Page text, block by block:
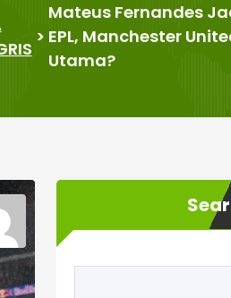
>
Mateus Fernandes
EPL, Manchester
Utama?